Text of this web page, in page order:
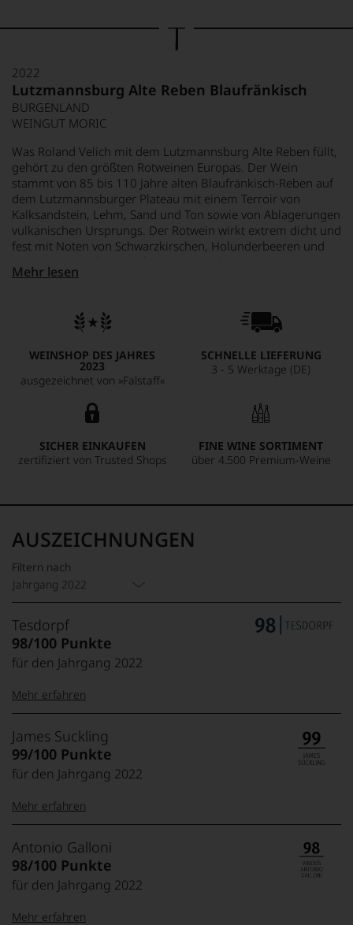
2022
Lutzmannsburg Alte Reben Blaufränkisch
BURGENLAND
WEINGUT MORIC
Was Roland Velich mit dem Lutzmannsburg Alte Reben füllt,
gehört zu den größten Rotweinen Europas. Der Wein
stammt von 85 bis 110 Jahre alten Blaufränkisch-Reben auf
dem Lutzmannsburger Plateau mit einem Terroir von
Kalksandstein, Lehm, Sand und Ton sowie von Ablagerungen
vulkanischen Ursprungs. Der Rotwein wirkt extrem dicht und
fest mit Noten von Schwarzkirschen, Holunderbeeren und
ätherischen Kräuterauszügen sowie von etwas Süßholz und
und kühle mineralische Spur sowie eine abgrundtiefe
Gesteinswürze, die sich durch die Frucht und Würze zieht.
enden wollender Nachhall.
Mehr lesen
WEINSHOP DES JAHRES
2023
ausgezeichnet von »Falstaff«
SCHNELLE LIEFERUNG
3 - 5 Werktage (DE)
SICHER EINKAUFEN
zertifiziert von Trusted Shops
FINE WINE SORTIMENT
über 4.500 Premium-Weine
AUSZEICHNUNGEN
Filtern nach
Jahrgang 2022
Tesdorpf
98/100 Punkte
für den Jahrgang 2022
99–100 Punkte:
95–98 Punkte:
85–89 Punkte:
Tesdorpf
Der
Name
Tesdorpf
für
»Fine
Wine«,
für
die
edlen
der
Mehr erfahren
James Suckling
99/100 Punkte
für den Jahrgang 2022
100-95 Punkte:
90 Punkte und
James
Suckling
Der
Amerikaner
Suckling,
Mehr erfahren
Antonio Galloni
98/100 Punkte
für den Jahrgang 2022
Mehr erfahren